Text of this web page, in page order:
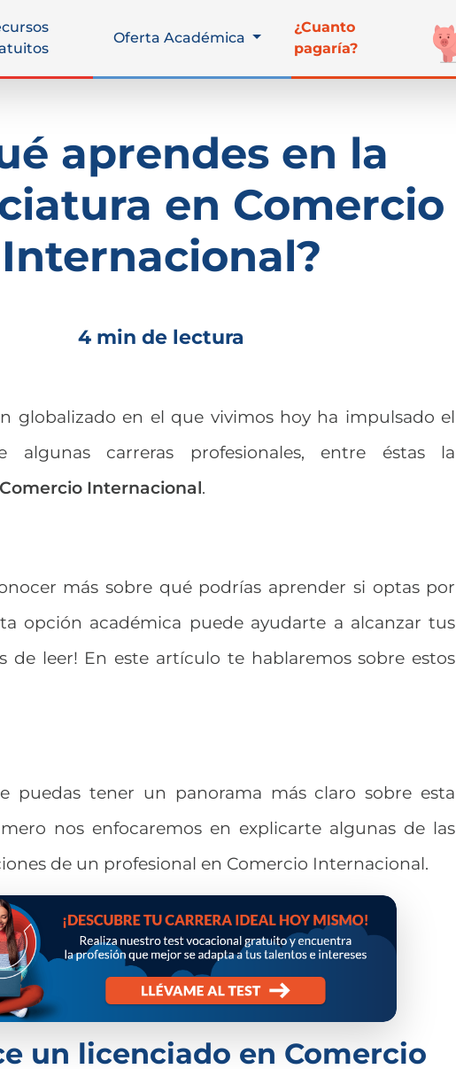
Oferta Académica
¿Cuanto
pagaría?
aprendes en la
en Comercio
Internacional?
4 min de lectura
globalizado en el que vivimos hoy ha impulsado el
algunas carreras profesionales, entre éstas la
Internacional.
más sobre qué podrías aprender si optas por
opción académica puede ayudarte a alcanzar tus
de leer! En este artículo te hablaremos sobre estos
puedas tener un panorama más claro sobre esta
nos enfocaremos en explicarte algunas de las
de un profesional en Comercio Internacional.
un licenciado en Comercio